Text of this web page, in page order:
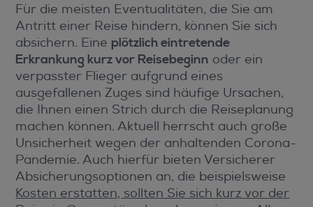
Für die meisten Eventualitäten, die Sie am
Antritt einer Reise hindern, können Sie sich
absichern. Eine plötzlich eintretende
Erkrankung kurz vor Reisebeginn oder ein
verpasster Flieger aufgrund eines
ausgefallenen Zuges sind häufige Ursachen,
die Ihnen einen Strich durch die Reiseplanung
machen können. Aktuell herrscht auch große
Unsicherheit wegen der anhaltenden Corona-
Pandemie. Auch hierfür bieten Versicherer
Absicherungsoptionen an, die beispielsweise
Kosten erstatten, sollten Sie sich kurz vor der